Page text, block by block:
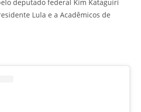
deputado federal Kim Kataguiri
Lula e a Acadêmicos de